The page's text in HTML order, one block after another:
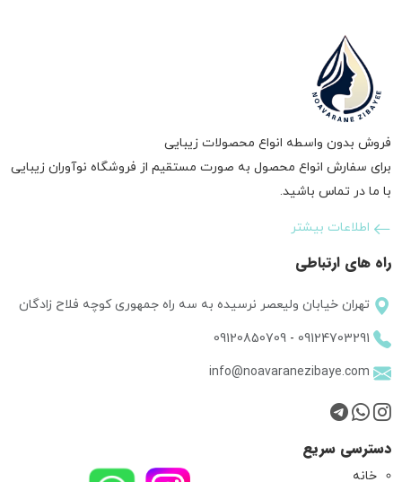
دسترسی سریع
خانه
فروش بدون واسطه انواع محصولات زیبایی
برای سفارش انواع محصول به صورت مستقیم از فروشگاه نوآوران زیبایی
با ما در تماس باشید.
اطلاعات بیشتر
راه های ارتباطی
تهران خیابان ولیعصر نرسیده به سه راه جمهوری کوچه فلاح زادگان
09124703291
-
09120850709
info@noavaranezibaye.com